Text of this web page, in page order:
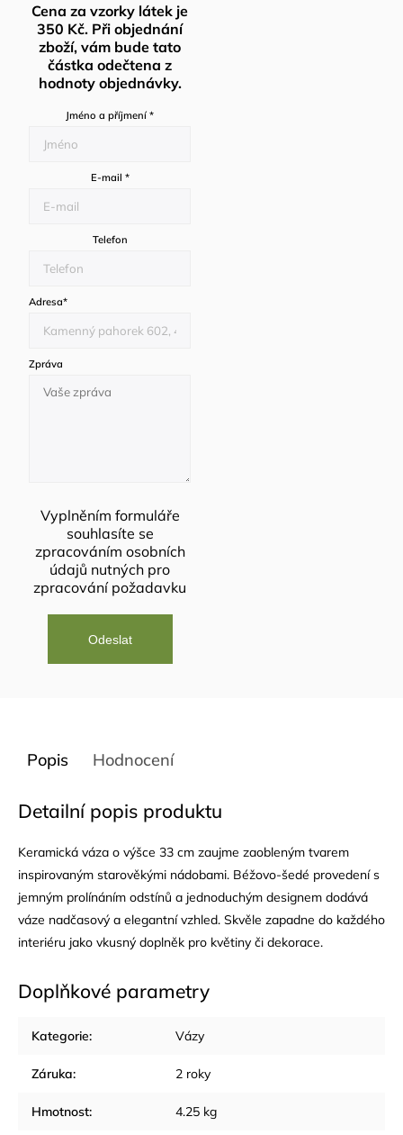
Cena za vzorky látek je
350 Kč. Při objednání
zboží, vám bude tato
částka odečtena z
hodnoty objednávky.
Jméno a příjmení *
E-mail *
Telefon
Adresa*
Zpráva
Vyplněním formuláře
souhlasíte se
zpracováním osobních
údajů nutných pro
zpracování požadavku
Popis Hodnocení
Detailní popis produktu
Keramická váza o výšce 33 cm zaujme zaobleným tvarem
inspirovaným starověkými nádobami. Béžovo-šedé provedení s
jemným prolínáním odstínů a jednoduchým designem dodává
váze nadčasový a elegantní vzhled. Skvěle zapadne do každého
interiéru jako vkusný doplněk pro květiny či dekorace.
Doplňkové parametry
Kategorie: Vázy
Záruka: 2 roky
Hmotnost: 4.25 kg